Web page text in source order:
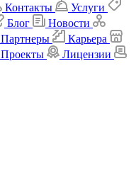
Контакты
Услуги
Блог
Новости
Партнеры
Карьера
Проекты
Лицензии